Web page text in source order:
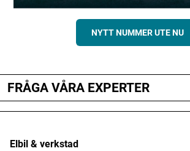
NYTT NUMMER UTE NU
FRÅGA VÅRA EXPERTER
Elbil & verkstad